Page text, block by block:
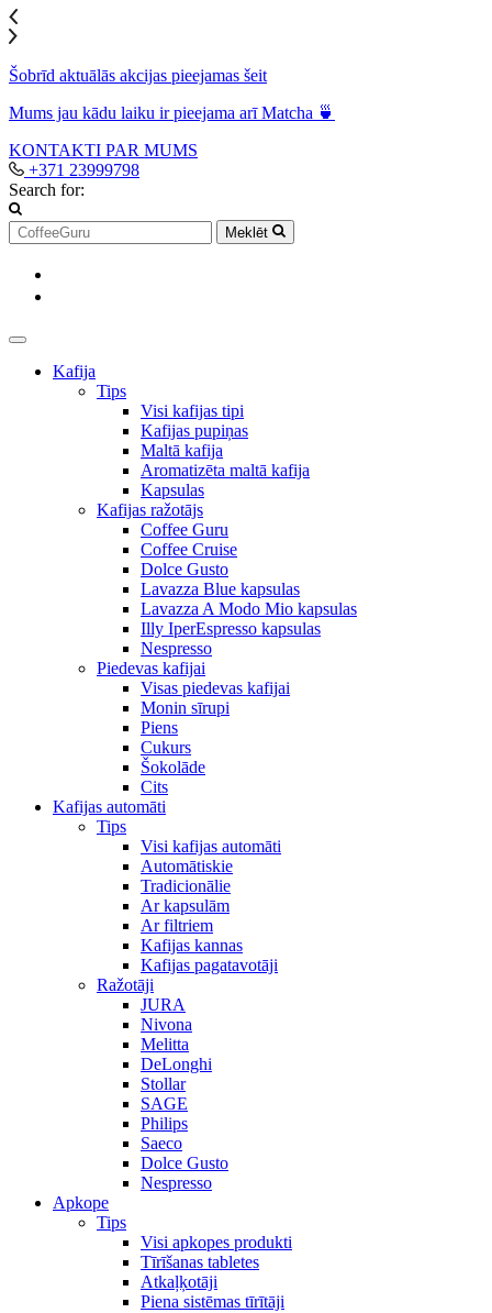
Šobrīd aktuālās akcijas pieejamas šeit
Mums jau kādu laiku ir pieejama arī Matcha 🍵
KONTAKTI PAR MUMS
+371 23999798
Search for:
Meklēt
Kafija
Tips
Visi kafijas tipi
Kafijas pupiņas
Maltā kafija
Aromatizēta maltā kafija
Kapsulas
Kafijas ražotājs
Coffee Guru
Coffee Cruise
Dolce Gusto
Lavazza Blue kapsulas
Lavazza A Modo Mio kapsulas
Illy IperEspresso kapsulas
Nespresso
Piedevas kafijai
Visas piedevas kafijai
Monin sīrupi
Piens
Cukurs
Šokolāde
Cits
Kafijas automāti
Tips
Visi kafijas automāti
Automātiskie
Tradicionālie
Ar kapsulām
Ar filtriem
Kafijas kannas
Kafijas pagatavotāji
Ražotāji
JURA
Nivona
Melitta
DeLonghi
Stollar
SAGE
Philips
Saeco
Dolce Gusto
Nespresso
Apkope
Tips
Visi apkopes produkti
Tīrīšanas tabletes
Atkaļķotāji
Piena sistēmas tīrītāji